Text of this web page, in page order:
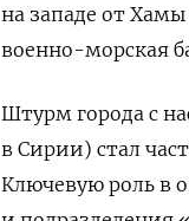
на западе от
военно-морская
Штурм города с
в Сирии) стал
Ключевую роль в